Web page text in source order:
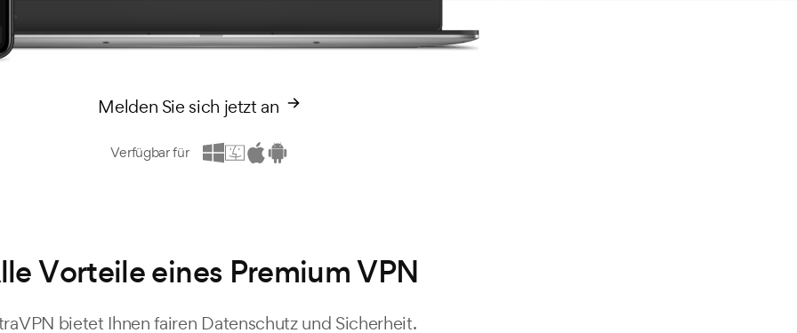
Melden Sie sich jetzt an
Verfügbar für
Vorteile eines Premium VPN
bietet Ihnen fairen Datenschutz und Sicherheit.